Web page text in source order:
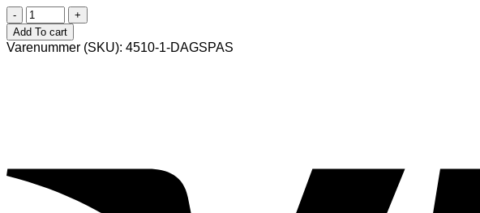
Dagspas
antal
Add To cart
Varenummer (SKU): 4510-1-DAGSPAS